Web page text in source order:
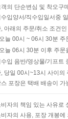
객의 단순변심 및 착오구
수입양서/직수입일서중
, 아래의 주문/취소 조건
오늘 00시 ~ 06시 30분
오늘 06시 30분 이후 주
수입 음반/영상물/기프트
, 당일 00시~13시 사이의
스 포장은 택배 배송이
비자의 책임 있는 사유로
비자의 사용, 포장 개봉